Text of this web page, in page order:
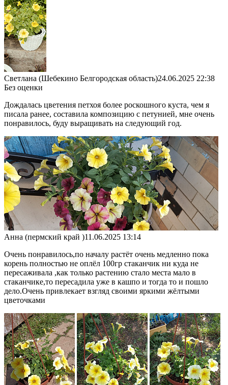
Светлана (Шебекино Белгородская область)24.06.2025 22:38
Без оценки
Дождалась цветения петхоя более роскошного куста, чем я
писала ранее, составила композицию с петунией, мне очень
понравилось, буду выращивать на следующий год.
Анна (пермский край )11.06.2025 13:14
Очень понравилось,по началу растёт очень медленно пока
корень полностью не оплёл 100гр стаканчик ни куда не
пересаживала ,как только растению стало места мало в
стаканчике,то пересадила уже в кашпо и тогда то и пошло
дело.Очень привлекает взгляд своими яркими жёлтыми
цветочками